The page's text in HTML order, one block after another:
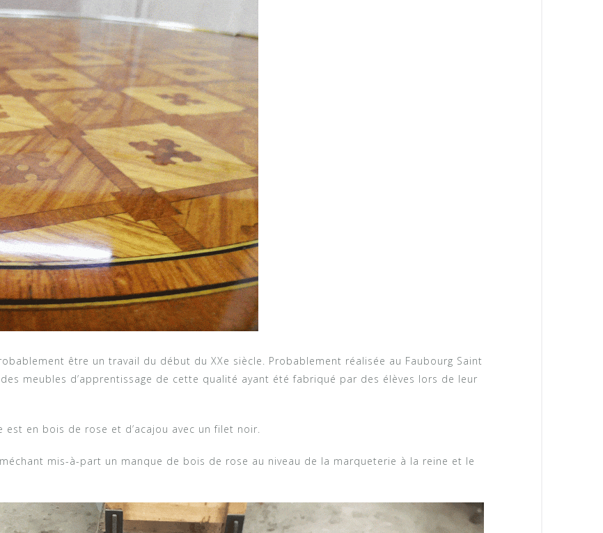
être un travail du début du XXe siècle. Probablement réalisée au Faubourg Saint
des meubles d’apprentissage de cette qualité ayant été fabriqué par des élèves lors de leur
en bois de rose et d’acajou avec un filet noir.
mis-à-part un manque de bois de rose au niveau de la marqueterie à la reine et le